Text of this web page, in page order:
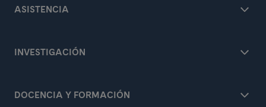
ASISTENCIA
INVESTIGACIÓN
DOCENCIA Y FORMACIÓN